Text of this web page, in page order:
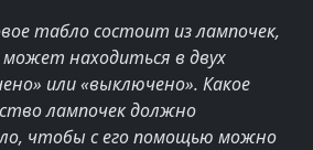
табло состоит из лампочек,
находиться в двух
или «выключено». Какое
лампочек должно
чтобы с его помощью можно